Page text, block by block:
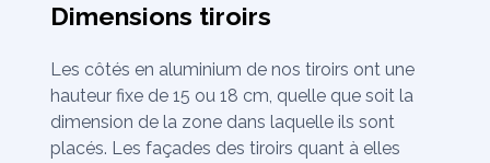
Dimensions tiroirs
Les côtés en aluminium de nos tiroirs ont une
hauteur fixe de 15 ou 18 cm, quelle que soit la
dimension de la zone dans laquelle ils sont
placés. Les façades des tiroirs quant à elles